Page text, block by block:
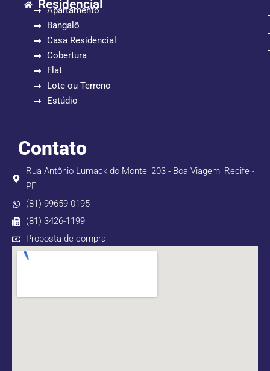
Residencial
Apartamento
Bangalô
Casa Residencial
Cobertura
Flat
Lote ou Terreno
Estúdio
Contato
Rua Antônio Lumack do Monte, 203 - Boa Viagem, Recife -
PE
(81) 99659-0195
(81) 3426-1199
Proposta de compra